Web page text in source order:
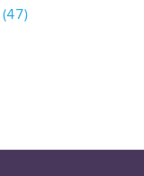
(47)